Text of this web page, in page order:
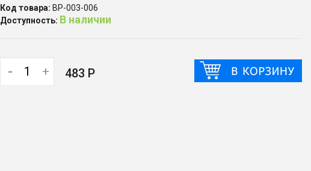
Код товара: ВР-003-006
Доступность: В наличии
- + 483 Р